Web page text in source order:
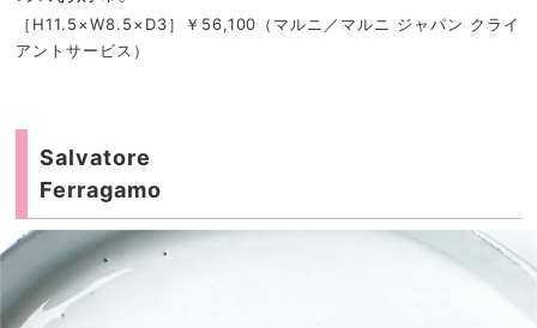
［H11.5×W8.5×D3］￥56,100（マルニ／マルニ ジャパン クライ
アントサービス）
Salvatore
Ferragamo